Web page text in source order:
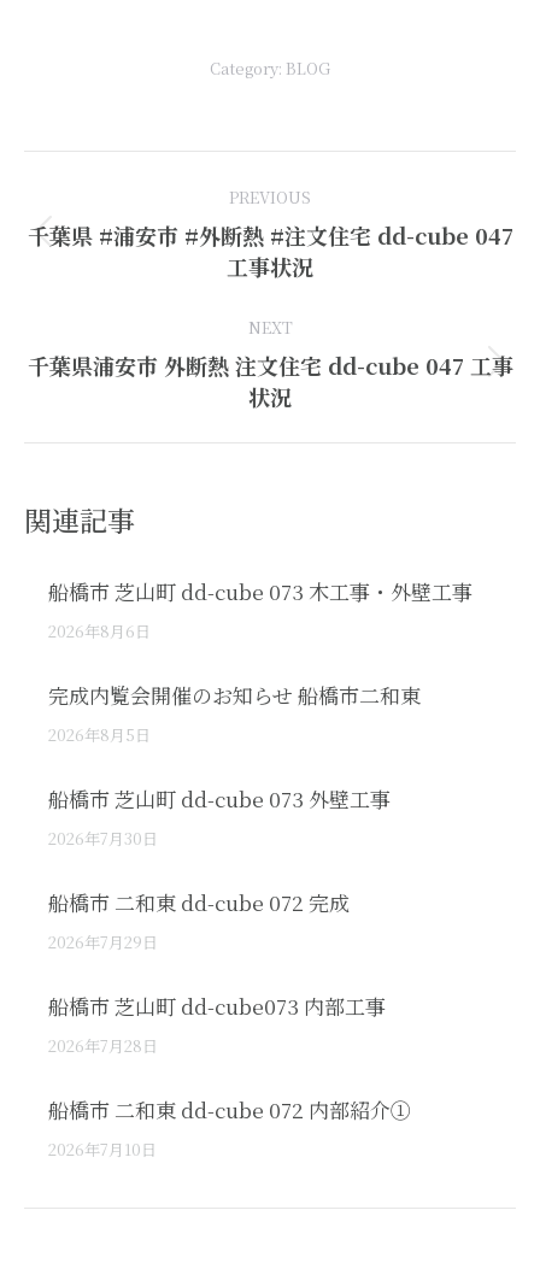
Category: BLOG
PREVIOUS
Previous
post:
千葉県 #浦安市 #外断熱 #注文住宅 dd-cube 047
工事状況
NEXT
Next
post:
千葉県浦安市 外断熱 注文住宅 dd-cube 047 工事
状況
関連記事
船橋市 芝山町 dd-cube 073 木工事・外壁工事
2026年8月6日
完成内覧会開催のお知らせ 船橋市二和東
2026年8月5日
船橋市 芝山町 dd-cube 073 外壁工事
2026年7月30日
船橋市 二和東 dd-cube 072 完成
2026年7月29日
船橋市 芝山町 dd-cube073 内部工事
2026年7月28日
船橋市 二和東 dd-cube 072 内部紹介①
2026年7月10日